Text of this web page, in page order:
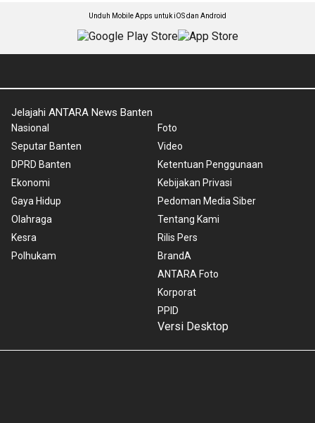
Unduh Mobile Apps untuk iOS dan Android
Jelajahi ANTARA News Banten
Nasional
Seputar Banten
DPRD Banten
Ekonomi
Gaya Hidup
Olahraga
Kesra
Polhukam
Foto
Video
Ketentuan Penggunaan
Kebijakan Privasi
Pedoman Media Siber
Tentang Kami
Rilis Pers
BrandA
ANTARA Foto
Korporat
PPID
Versi Desktop